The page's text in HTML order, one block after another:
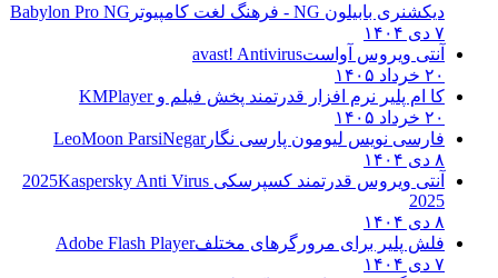
دیکشنری بابیلون NG - فرهنگ لغت کامپیوتر
Babylon Pro NG
۷ دی ۱۴۰۴
آنتی ویروس آواستavast! Antivirus
۲۰ خرداد ۱۴۰۵
کا ام پلیر نرم افزار قدرتمند پخش فیلم وKMPlayer
۲۰ خرداد ۱۴۰۵
فارسی نویس لیومون پارسی نگارLeoMoon ParsiNegar
۸ دی ۱۴۰۴
آنتی ویروس قدرتمند کسپرسکی 2025 Kaspersky Anti Virus
2025
۸ دی ۱۴۰۴
فلش پلیر برای مرورگرهای مختلفAdobe Flash Player
۷ دی ۱۴۰۴